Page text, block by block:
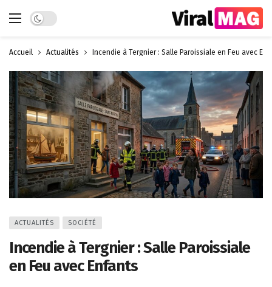
Dark mode
Accueil Actualités Incendie à Tergnier : Salle Paroissiale en Feu avec
ACTUALITÉS SOCIÉTÉ
Incendie à Tergnier : Salle Paroissiale
en Feu avec Enfants